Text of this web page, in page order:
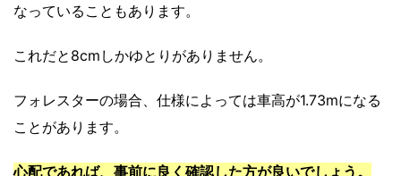
なっていることもあります。
これだと8cmしかゆとりがありません。
フォレスターの場合、仕様によっては車高が1.73mになる
ことがあります。
心配であれば、事前に良く確認した方が良いでしょう。